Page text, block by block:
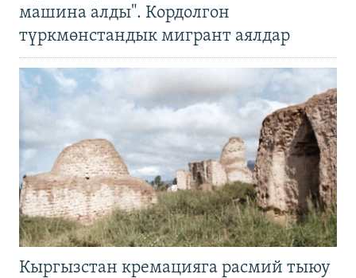
машина алды". Кордолгон
түркмөнстандык мигрант аялдар
Кыргызстан кремацияга расмий тыюу